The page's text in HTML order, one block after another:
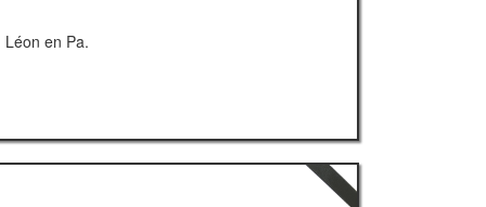
en Pa.